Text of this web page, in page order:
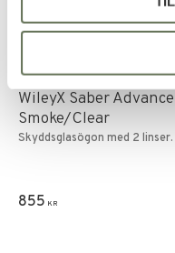
WileyX Saber Advance
Smoke/Clear
Skyddsglasögon med 2 linser.
855 KR